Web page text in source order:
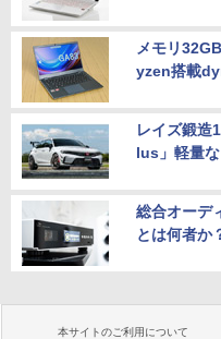
メモリ
yzen搭載
レイズ鍛造
lus」軽量
総合オーデ
とは何者か
本サイトのご利用について